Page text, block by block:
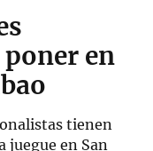
en
tienen
juegue en San